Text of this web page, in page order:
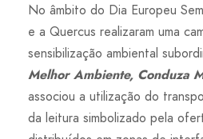
No âmbito do Dia Europeu
e a Quercus realizaram uma
sensibilização ambiental
Melhor Ambiente, Conduza
associou a utilização do
da leitura simbolizado pela